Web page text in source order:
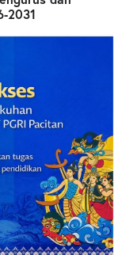
2031